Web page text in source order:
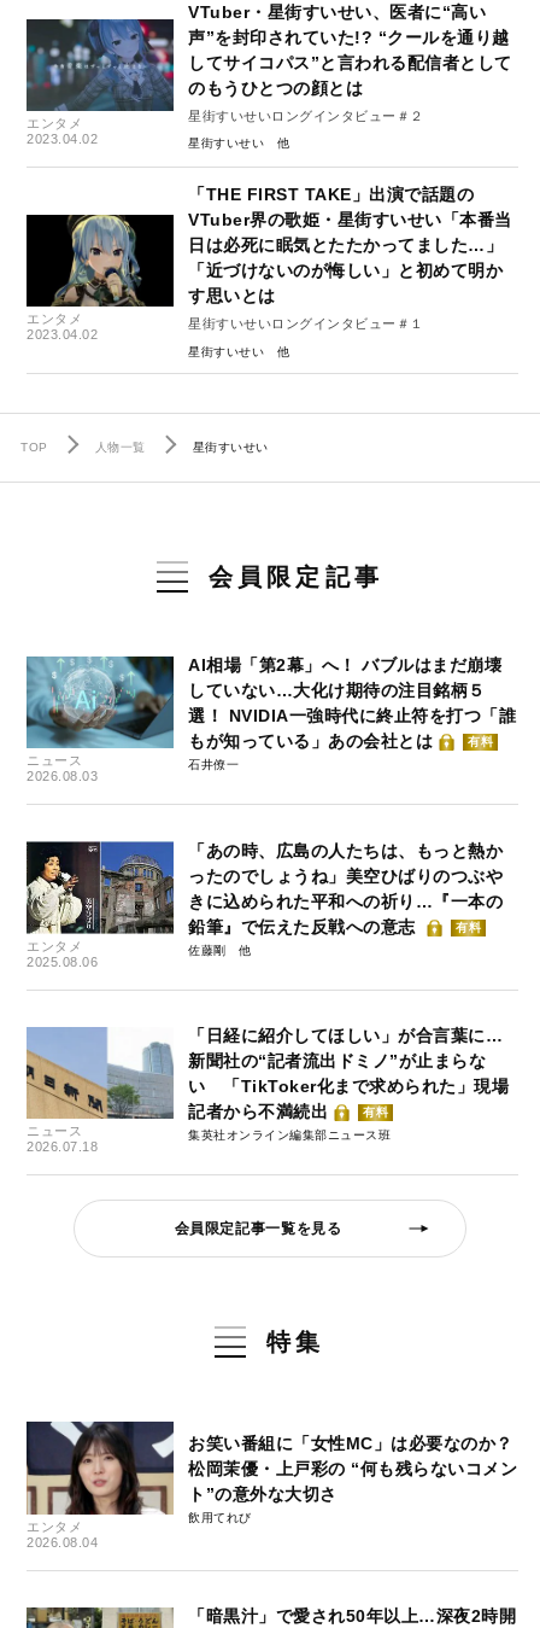
エンタメ
2023.04.02
VTuber・星街すいせい、医者に“高い
声”を封印されていた!? “クールを通り越
してサイコパス”と言われる配信者として
のもうひとつの顔とは
星街すいせいロングインタビュー＃２
星街すいせい
エンタメ
2023.04.02
「THE FIRST TAKE」出演で話題の
VTuber界の歌姫・星街すいせい「本番当
日は必死に眠気とたたかってました…」
「近づけないのが悔しい」と初めて明か
す思いとは
星街すいせいロングインタビュー＃１
星街すいせい
TOP 人物一覧 星街すいせい
会員限定記事
ニュース
2026.08.03
AI相場「第2幕」へ！ バブルはまだ崩壊
していない…大化け期待の注目銘柄５
選！ NVIDIA一強時代に終止符を打つ「誰
もが知っている」あの会社とは
有料
石井僚一
エンタメ
2025.08.06
「あの時、広島の人たちは、もっと熱か
ったのでしょうね」美空ひばりのつぶや
きに込められた平和への祈り…『一本の
鉛筆』で伝えた反戦への意志
有料
佐藤剛
ニュース
2026.07.18
「日経に紹介してほしい」が合言葉に…
新聞社の“記者流出ドミノ”が止まらな
い 「TikToker化まで求められた」現場
記者から不満続出
有料
集英社オンライン編集部ニュース班
会員限定記事一覧を見る
特集
エンタメ
2026.08.04
お笑い番組に「女性MC」は必要なのか？
松岡茉優・上戸彩の “何も残らないコメン
ト”の意外な大切さ
飲用てれび
「暗黒汁」で愛され50年以上…深夜2時開